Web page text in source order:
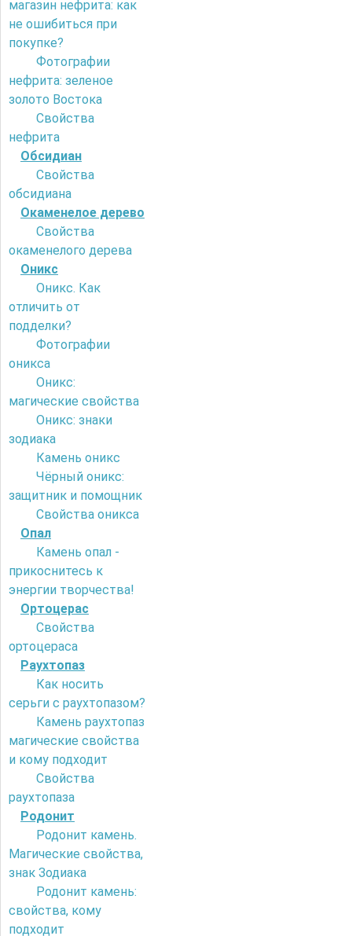
магазин нефрита: как
не ошибиться при
покупке?
Фотографии
нефрита: зеленое
золото Востока
Свойства
нефрита
Обсидиан
Свойства
обсидиана
Окаменелое дерево
Свойства
окаменелого дерева
Оникс
Оникс. Как
отличить от
подделки?
Фотографии
оникса
Оникс:
магические свойства
Оникс: знаки
зодиака
Камень оникс
Чёрный оникс:
защитник и помощник
Свойства оникса
Опал
Камень опал -
прикоснитесь к
энергии творчества!
Ортоцерас
Свойства
ортоцераса
Раухтопаз
Как носить
серьги с раухтопазом?
Камень раухтопаз
магические свойства
и кому подходит
Свойства
раухтопаза
Родонит
Родонит камень.
Магические свойства,
знак Зодиака
Родонит камень:
свойства, кому
подходит